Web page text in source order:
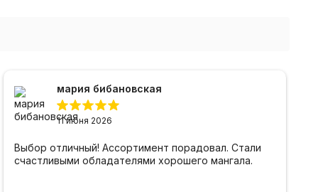
мария бибановская
11 июня 2026
Выбор отличный! Ассортимент порадовал. Стали
счастливыми обладателями хорошего мангала.